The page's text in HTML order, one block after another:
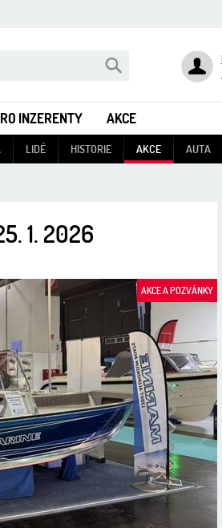
INZERENTY AKCE
LIDÉ HISTORIE AKCE AUTA
1. 2026
AKCE A POZVÁNKY